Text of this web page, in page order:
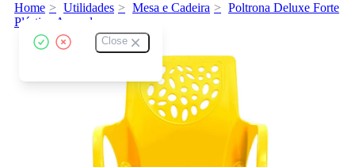
Close
Home Utilidades Mesa e Cadeira
Poltrona Deluxe Forte
Plástico Amarela